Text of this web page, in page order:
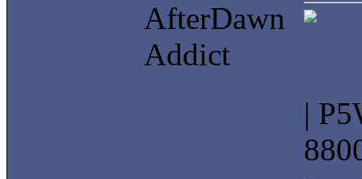
AfterDawn
Addict
|